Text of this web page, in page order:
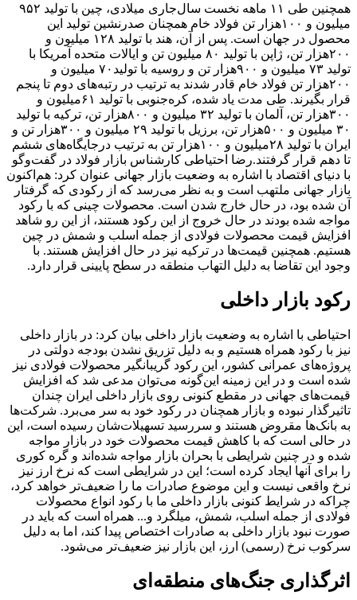
همچنین طی ۱۱ ماهه نخست سال‌جاری میلادی، چین با تولید ۹۵۲
میلیون و ۱۰۰‌هزار تن فولاد خام همچنان صدرنشین تولید این
محصول در جهان است. پس از آن، هند با تولید ۱۲۸ میلیون و
۲۰۰هزار تن، ژاپن با تولید ۸۰ میلیون تن و ایالات متحده آمریکا با
تولید ۷۳ میلیون و ۹۰۰‌هزار تن و روسیه با تولید۷۰ میلیون و
۲۰۰‌هزار تن فولاد خام قادر شدند به ترتیب در رتبه‌های دوم تا پنجم
قرار بگیرند. طی مدت یاد شده، کره‌جنوبی با تولید ۶۱میلیون و
۳۰۰‌هزار تن، آلمان با تولید ۳۲ میلیون و ۸۰۰‌هزار تن، ترکیه با تولید
۳۰ میلیون و ۵۰۰‌هزار تن، برزیل با تولید ۲۹ میلیون و ۳۰۰‌هزار تن و
ایران با تولید ۲۸میلیون و ۱۰۰هزار تن به ترتیب درجایگاه‌های ششم
تا دهم قرار گرفتند.رضا احتیاطی کارشناس بازار فولاد در گفت‌وگو
با دنیای اقتصاد با اشاره به وضعیت بازار جهانی عنوان کرد: هم‌اکنون
بازار جهانی ملتهب است و به نظر می‌رسد که از رکودی که گرفتار
آن شده بود، در حال خارج شدن است. محصولات چینی که با رکود
مواجه شده بودند در حال خروج از این رکود هستند، از این رو شاهد
افزایش قیمت محصولات فولادی از جمله اسلب و شمش در چین
هستیم. همچنین قیمت‌ها در ترکیه نیز در حال افزایش هستند. با
وجود این تقاضا به دلیل التهاب منطقه در سطح پایینی قرار دارد.
رکود بازار داخلی
احتیاطی با اشاره به وضعیت بازار داخلی بیان کرد: در بازار داخلی
نیز با رکود همراه هستیم و به دلیل تزریق نشدن بودجه دولتی در
پروژه‌های عمرانی کشور، این رکود گریبانگیر محصولات فولادی نیز
شده است و در این زمینه این‌گونه می‌توان مدعی شد که افزایش
قیمت‌های جهانی در مقطع کنونی روی بازار داخلی ایران چندان
تاثیرگذار نبوده و بازار همچنان در رکود خود به سر می‌برد. شرکت‌ها
به بانک‌ها مقروض هستند و سررسید تسهیلات‌شان رسیده است، این
در حالی است که با کاهش قیمت محصولات خود در بازار مواجه
شده‌ و در چنین شرایطی با بحران بازار مواجه شده‌اند و گره کوری
را برای آنها ایجاد کرده است؛ این در شرایطی است که نرخ ارز نیز
نرخ واقعی نیست و این موضوع صادرات ما را ضعیف‌تر خواهد کرد،
چراکه در شرایط کنونی بازار داخلی ما با رکود انواع محصولات
فولادی از جمله اسلب، شمش، میلگرد و... همراه است که باید در
صورت نبود بازار داخلی به صادرات اختصاص پیدا کند، اما به دلیل
سرکوب نرخ (رسمی) ارز، این بازار نیز ضعیف‌تر می‌شود.
اثرگذاری جنگ‌های منطقه‌ای